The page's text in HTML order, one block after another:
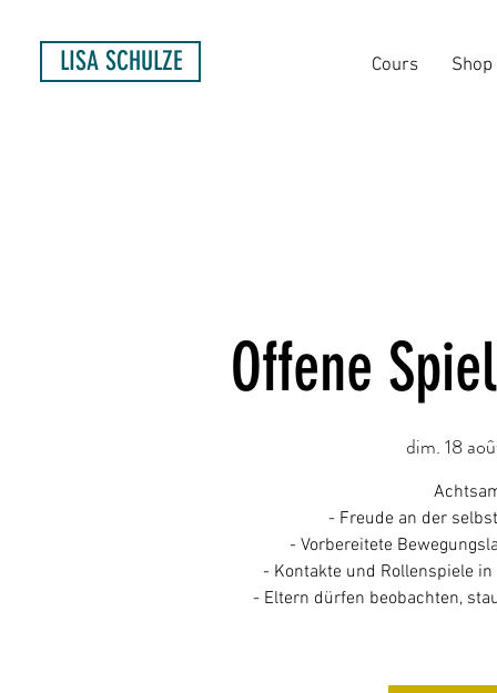
Cours Shop
LISA SCHULZE
Offene
dim. 18
- Freude an der
- Vorbereitete
- Kontakte und Rollenspiele
- Eltern dürfen beobachten,